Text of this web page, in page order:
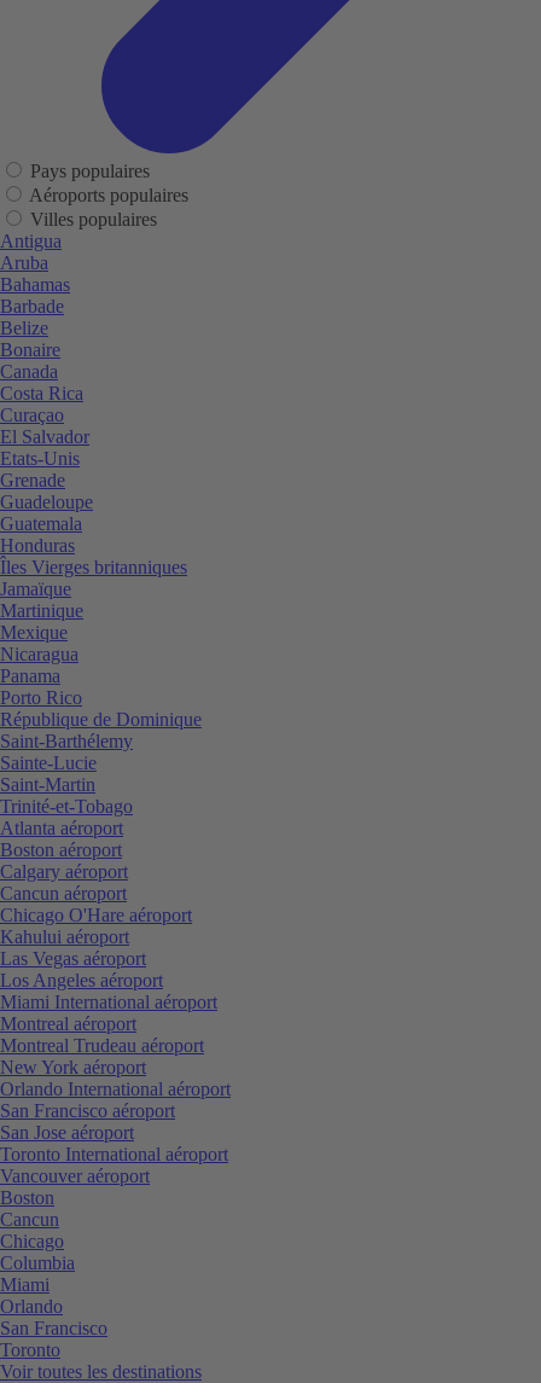
Pays populaires
Aéroports populaires
Villes populaires
Antigua
Aruba
Bahamas
Barbade
Belize
Bonaire
Canada
Costa Rica
Curaçao
El Salvador
Etats-Unis
Grenade
Guadeloupe
Guatemala
Honduras
Îles Vierges britanniques
Jamaïque
Martinique
Mexique
Nicaragua
Panama
Porto Rico
République de Dominique
Saint-Barthélemy
Sainte-Lucie
Saint-Martin
Trinité-et-Tobago
Atlanta aéroport
Boston aéroport
Calgary aéroport
Cancun aéroport
Chicago O'Hare aéroport
Kahului aéroport
Las Vegas aéroport
Los Angeles aéroport
Miami International aéroport
Montreal aéroport
Montreal Trudeau aéroport
New York aéroport
Orlando International aéroport
San Francisco aéroport
San Jose aéroport
Toronto International aéroport
Vancouver aéroport
Boston
Cancun
Chicago
Columbia
Miami
Orlando
San Francisco
Toronto
Voir toutes les destinations